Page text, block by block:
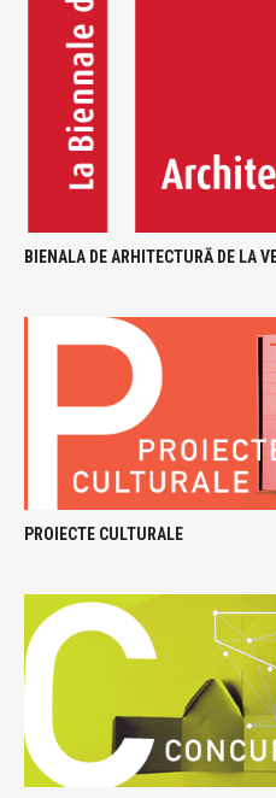
BIENALA DE ARHITECTURĂ DE LA
PROIECTE CULTURALE